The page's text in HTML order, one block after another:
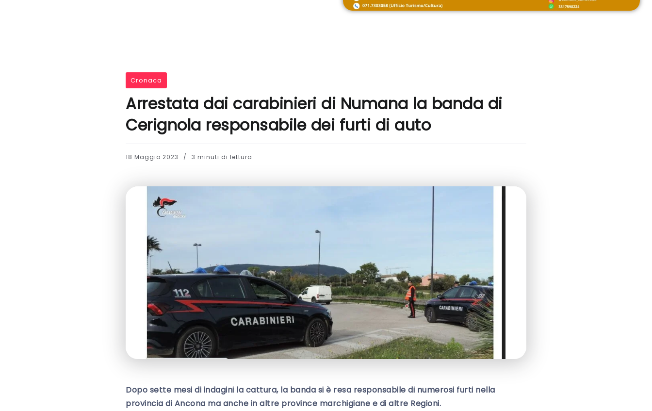
Cronaca
Arrestata dai carabinieri di Numana la banda di
Cerignola responsabile dei furti di auto
18 Maggio 2023 3 minuti di lettura
Dopo sette mesi di indagini la cattura, la banda si è resa responsabile di numerosi furti nella
provincia di Ancona ma anche in altre province marchigiane e di altre Regioni.